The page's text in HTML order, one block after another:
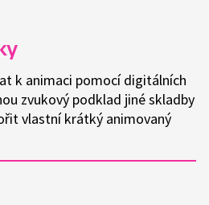
k animaci pomocí digitálních
zvukový podklad jiné skladby
vlastní krátký animovaný